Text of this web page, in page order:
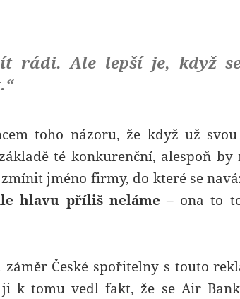
rádi. Ale lepší je, když
toho názoru, že když už
té konkurenční, alespoň by
jméno firmy, do které se
hlavu příliš neláme – ona to
České spořitelny s touto
k tomu vedl fakt, že se Air